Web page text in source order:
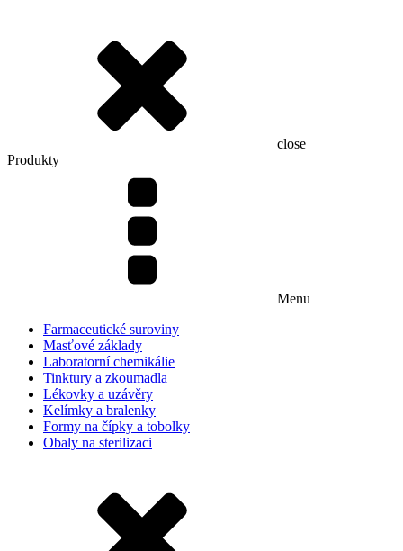
close
Produkty
Menu
Farmaceutické suroviny
Masťové základy
Laboratorní chemikálie
Tinktury a zkoumadla
Lékovky a uzávěry
Kelímky a bralenky
Formy na čípky a tobolky
Obaly na sterilizaci